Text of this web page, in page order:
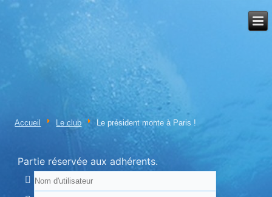
Accueil Le club Le président monte à Paris !
Partie réservée aux adhérents.